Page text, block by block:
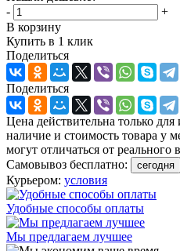
-
+
В корзину
Купить в 1 клик
Поделиться
Поделиться
Цена действительна только
наличие и стоимость товара у
могут отличаться от реального
Самовывоз бесплатно:
сегодня
Курьером: условия
Удобные способы оплаты
Мы предлагаем лучшее